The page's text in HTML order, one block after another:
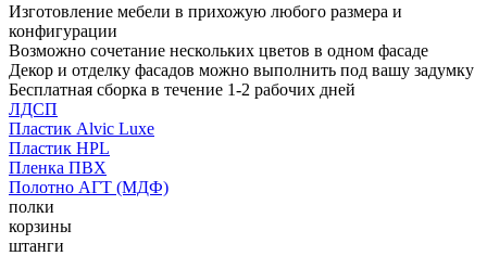
Изготовление мебели в прихожую любого размера и
конфигурации
Возможно сочетание нескольких цветов в одном фасаде
Декор и отделку фасадов можно выполнить под вашу задумку
Бесплатная сборка в течение 1-2 рабочих дней
ЛДСП
Пластик Alvic Luxe
Пластик HPL
Пленка ПВХ
Полотно АГТ (МДФ)
полки
корзины
штанги